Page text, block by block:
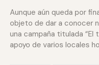
Aunque aún queda por
objeto de dar a conocer
una campaña titulada “El
apoyo de varios locales